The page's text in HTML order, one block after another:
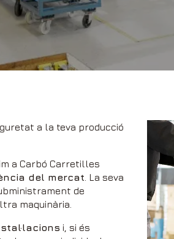
a la teva producció
a Carbó Carretilles
del mercat . La seva
de
maquinària.
i, si és